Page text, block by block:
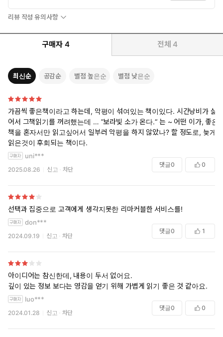
리뷰 작성 유의사항
구매자 4 전체 4
최신순 공감순 별점 높은순 별점 낮은순
가끔씩 좋은책이라고 하는데, 악평이 섞여있는 책이있다. 시간낭비가 싫
어서 그책읽기를 꺼려했는데 … ”보라빛 소가 온다.“ 는 ~ 어떤 이가, 좋은
책을 혼자서만 읽고싶어서 일부러 악평을 하지 않았나? 할 정도로, 늦게
읽은것이 후회되는 책이다.
uni***
2025.08.26 신고 차단
댓글0 0
선택과 집중으로 고객에게 생각지못한 리마커블한 서비스를!
don***
2024.09.19 신고 차단
댓글0 1
아이디어는 참신한데, 내용이 두서 없어요.
깊이 있는 정보 보다는 영감을 얻기 위해 가볍게 읽기 좋은 것 같아요.
luo***
2024.01.28 신고 차단
댓글0 0